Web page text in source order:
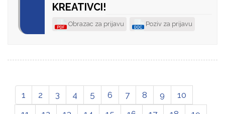
KREATIVCI!
Obrazac za prijavu Poziv za prijavu
1 2 3 4 5 6 7 8 9
10